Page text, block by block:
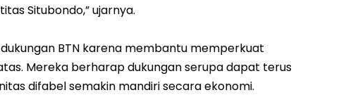
Situbondo,” ujarnya.
BTN karena membantu memperkuat
Mereka berharap dukungan serupa dapat terus
difabel semakin mandiri secara ekonomi.